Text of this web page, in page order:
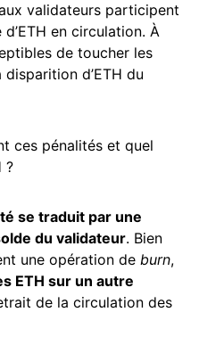
validateurs participent
en circulation. À
de toucher les
d’ETH du
ces pénalités et quel
?
se traduit par une
du validateur. Bien
une opération de burn,
ETH sur un autre
de la circulation des